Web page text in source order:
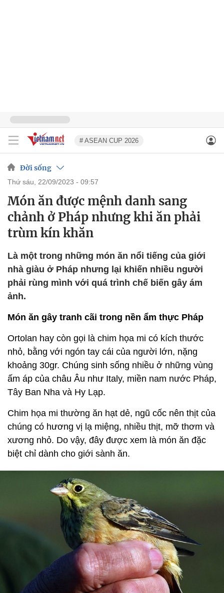
# ASEAN CUP 2026
Đời sống
thứ sáu, 22/09/2023 - 09:57
Món ăn được mệnh danh sang
chảnh ở Pháp nhưng khi ăn phải
trùm kín khăn
Là một trong những món ăn nổi tiếng của giới
nhà giàu ở Pháp nhưng lại khiến nhiều người
phải rùng mình với quá trình chế biến gây ám
ảnh.
Món ăn gây tranh cãi trong nền ẩm thực Pháp
Ortolan hay còn gọi là chim họa mi có kích thước
nhỏ, bằng với ngón tay cái của người lớn, nặng
khoảng 30gr. Chúng sinh sống nhiều ở những vùng
ấm áp của châu Âu như Italy, miền nam nước Pháp,
Tây Ban Nha và Hy Lạp.
Chim họa mi thường ăn hạt dẻ, ngũ cốc nên thịt của
chúng có hương vị lạ miệng, nhiều thịt, mỡ thơm và
xương nhỏ. Do vậy, đây được xem là món ăn đặc
biệt chỉ dành cho giới sành ăn.